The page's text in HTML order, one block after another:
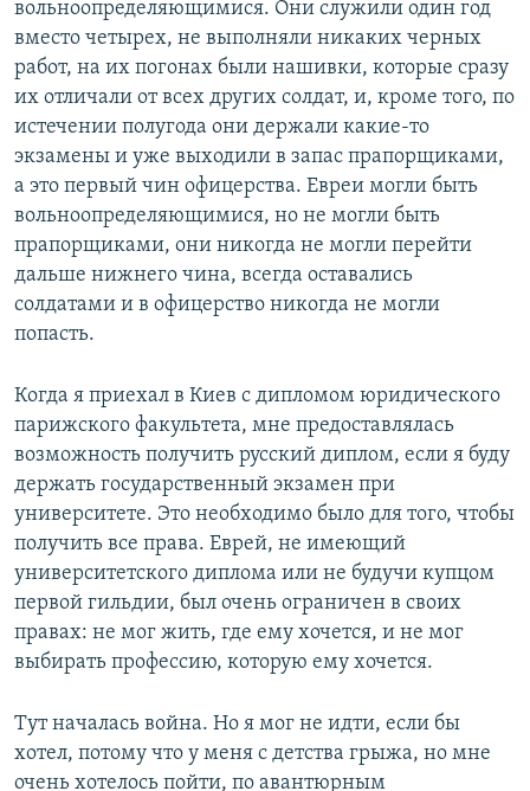
вольноопределяющимися. Они служили один год
вместо четырех, не выполняли никаких черных
работ, на их погонах были нашивки, которые сразу
их отличали от всех других солдат, и, кроме того, по
истечении полугода они держали какие-то
экзамены и уже выходили в запас прапорщиками,
а это первый чин офицерства. Евреи могли быть
вольноопределяющимися, но не могли быть
прапорщиками, они никогда не могли перейти
дальше нижнего чина, всегда оставались
солдатами и в офицерство никогда не могли
попасть.
Когда я приехал в Киев с дипломом юридического
парижского факультета, мне предоставлялась
возможность получить русский диплом, если я буду
держать государственный экзамен при
университете. Это необходимо было для того, чтобы
получить все права. Еврей, не имеющий
университетского диплома или не будучи купцом
первой гильдии, был очень ограничен в своих
правах: не мог жить, где ему хочется, и не мог
выбирать профессию, которую ему хочется.
Тут началась война. Но я мог не идти, если бы
хотел, потому что у меня с детства грыжа, но мне
очень хотелось пойти, по авантюрным